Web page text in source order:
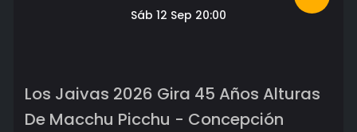
Sáb 12 Sep 20:00
Los Jaivas 2026 Gira 45 Años Alturas
De Macchu Picchu - Concepción